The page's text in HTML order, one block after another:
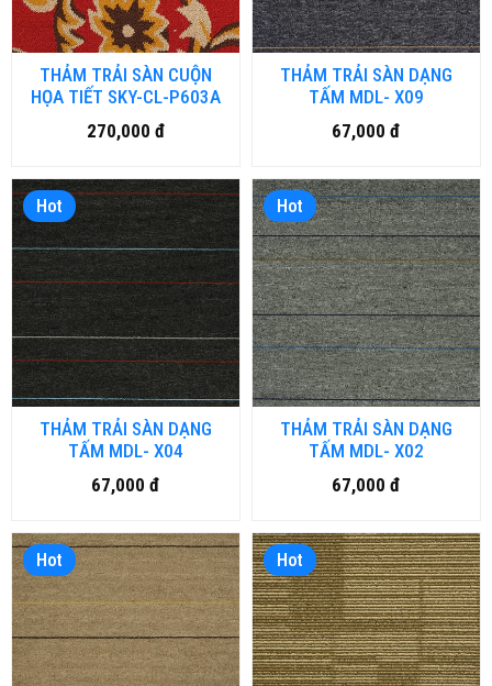
THẢM TRẢI SÀN CUỘN
HỌA TIẾT SKY-CL-P603A
270,000 đ
THẢM TRẢI SÀN DẠNG
TẤM MDL- X09
67,000 đ
Hot
THẢM TRẢI SÀN DẠNG
TẤM MDL- X04
67,000 đ
Hot
THẢM TRẢI SÀN DẠNG
TẤM MDL- X02
67,000 đ
Hot Hot